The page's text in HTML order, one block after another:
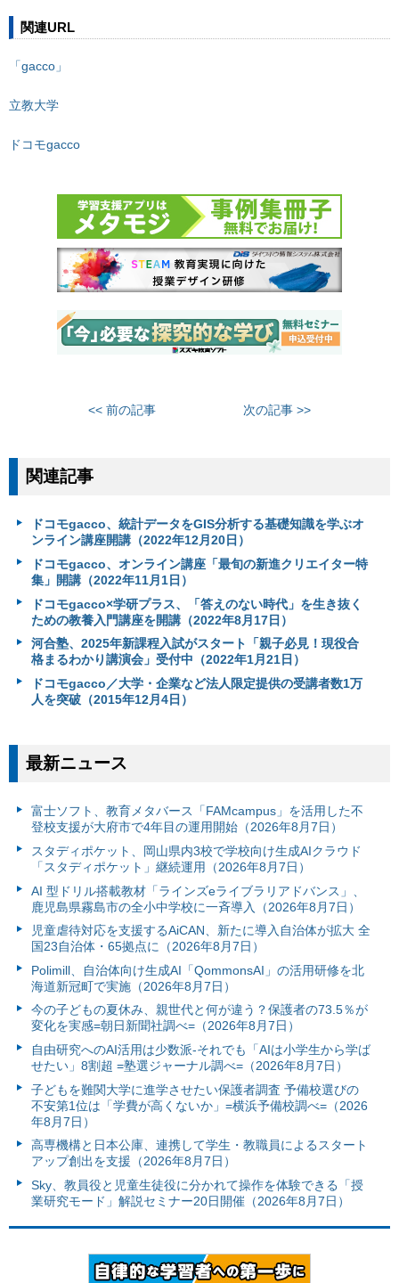
関連URL
「gacco」
立教大学
ドコモgacco
<< 前の記事 次の記事 >>
関連記事
ドコモgacco、統計データをGIS分析する基礎知識を学ぶオ
ンライン講座開講（2022年12月20日）
ドコモgacco、オンライン講座「最旬の新進クリエイター特
集」開講（2022年11月1日）
ドコモgacco×学研プラス、「答えのない時代」を生き抜く
ための教養入門講座を開講（2022年8月17日）
河合塾、2025年新課程入試がスタート「親子必見！現役合
格まるわかり講演会」受付中（2022年1月21日）
ドコモgacco／大学・企業など法人限定提供の受講者数1万
人を突破（2015年12月4日）
最新ニュース
富⼠ソフト、教育メタバース「FAMcampus」を活用した不
登校支援が大府市で4年目の運用開始（2026年8月7日）
スタディポケット、岡山県内3校で学校向け生成AIクラウド
「スタディポケット」継続運用（2026年8月7日）
AI 型ドリル搭載教材「ラインズeライブラリアドバンス」、
鹿児島県霧島市の全小中学校に一斉導入（2026年8月7日）
児童虐待対応を支援するAiCAN、新たに導入自治体が拡大 全
国23自治体・65拠点に（2026年8月7日）
Polimill、自治体向け生成AI「QommonsAI」の活用研修を北
海道新冠町で実施（2026年8月7日）
今の子どもの夏休み、親世代と何が違う？保護者の73.5％が
変化を実感=朝日新聞社調べ=（2026年8月7日）
自由研究へのAI活用は少数派-それでも「AIは小学生から学ば
せたい」8割超 =塾選ジャーナル調べ=（2026年8月7日）
子どもを難関大学に進学させたい保護者調査 予備校選びの
不安第1位は「学費が高くないか」=横浜予備校調べ=（2026
年8月7日）
高専機構と日本公庫、連携して学生・教職員によるスタート
アップ創出を支援（2026年8月7日）
Sky、教員役と児童生徒役に分かれて操作を体験できる「授
業研究モード」解説セミナー20日開催（2026年8月7日）